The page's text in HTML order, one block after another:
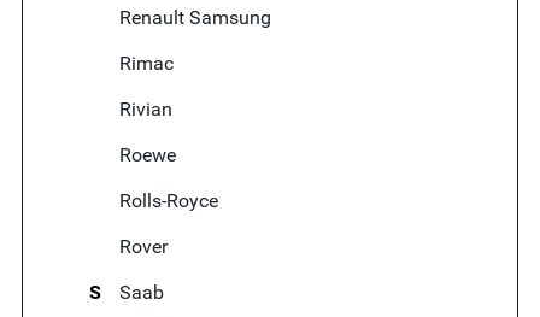
Renault Samsung
Rimac
Rivian
Roewe
Rolls-Royce
Rover
S
Saab